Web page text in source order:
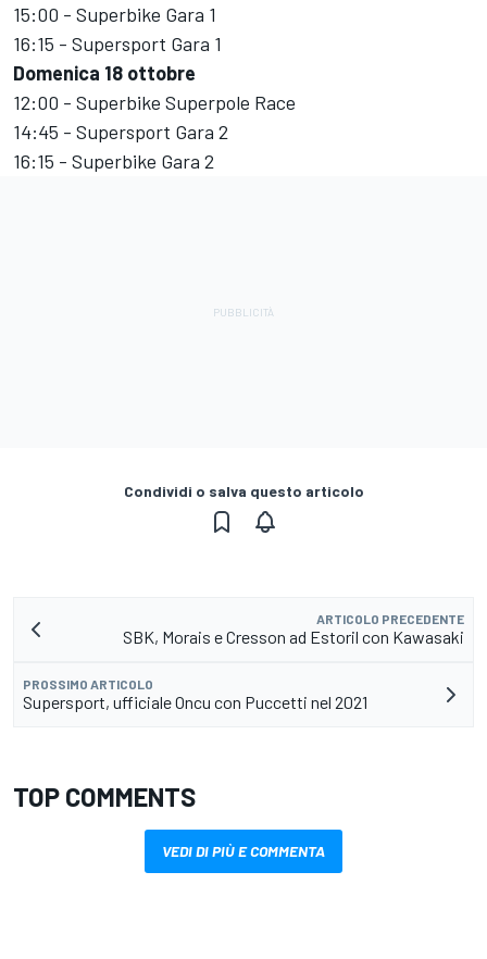
15:00 - Superbike Gara 1
16:15 - Supersport Gara 1
Domenica 18 ottobre
12:00 - Superbike Superpole Race
14:45 - Supersport Gara 2
16:15 - Superbike Gara 2
Condividi o salva questo articolo
ARTICOLO PRECEDENTE
SBK, Morais e Cresson ad Estoril con Kawasaki
PROSSIMO ARTICOLO
Supersport, ufficiale Oncu con Puccetti nel 2021
TOP COMMENTS
VEDI DI PIÙ E COMMENTA